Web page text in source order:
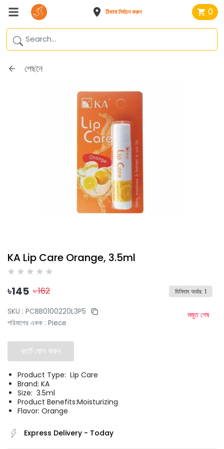
ঠিকানা নির্বাচন করুন 0
পেছনে
KA Lip Care Orange, 3.5ml
৳145 ৳162 মিনিমাম অর্ডার: 1
SKU : PCBB0100220L3P5
পরিমাপের একক : Piece
মজুত শেষ
কার্টে যোগ করুন
Product Type: Lip Care
Brand: KA
Size: 3.5ml
Product Benefits:Moisturizing
Flavor: Orange
Express Delivery - Today